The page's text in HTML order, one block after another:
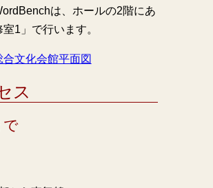
は、ホールの2階にあ
1」で行います。
合文化会館平面図
ス
で